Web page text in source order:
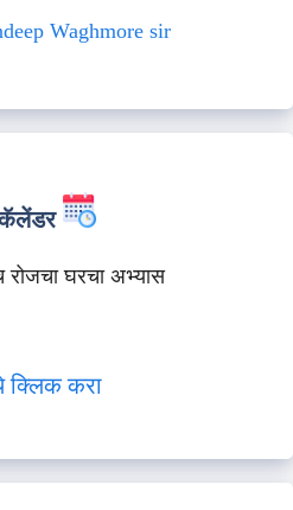
Waghmore sir
कॅलेंडर
रोजचा घरचा अभ्यास
क्लिक करा